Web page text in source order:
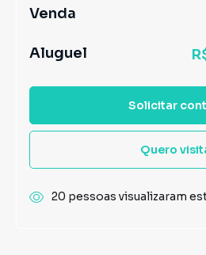
Venda
Aluguel
Solicitar
Quero
20 pessoas visualizaram